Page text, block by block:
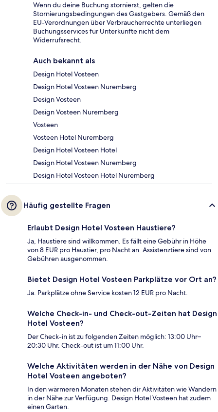
Wenn du deine Buchung stornierst, gelten die
Stornierungsbedingungen des Gastgebers. Gemäß den
EU-Verordnungen über Verbraucherrechte unterliegen
Buchungsservices für Unterkünfte nicht dem
Widerrufsrecht.
Auch bekannt als
Design Hotel Vosteen
Design Hotel Vosteen Nuremberg
Design Vosteen
Design Vosteen Nuremberg
Vosteen
Vosteen Hotel Nuremberg
Design Hotel Vosteen Hotel
Design Hotel Vosteen Nuremberg
Design Hotel Vosteen Hotel Nuremberg
Häufig gestellte Fragen
Erlaubt Design Hotel Vosteen Haustiere?
Ja, Haustiere sind willkommen. Es fällt eine Gebühr in Höhe
von 8 EUR pro Haustier, pro Nacht an. Assistenztiere sind von
Gebühren ausgenommen.
Bietet Design Hotel Vosteen Parkplätze vor Ort an?
Ja. Parkplätze ohne Service kosten 12 EUR pro Nacht.
Welche Check-in- und Check-out-Zeiten hat Design
Hotel Vosteen?
Der Check-in ist zu folgenden Zeiten möglich: 13:00 Uhr–
20:30 Uhr. Check-out ist um 11:00 Uhr.
Welche Aktivitäten werden in der Nähe von Design
Hotel Vosteen angeboten?
In den wärmeren Monaten stehen dir Aktivitäten wie Wandern
in der Nähe zur Verfügung. Design Hotel Vosteen hat zudem
einen Garten.